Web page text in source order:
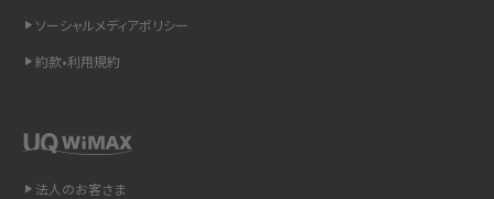
リプライ機能とは？LINE、X（旧Twitter）、Instagram、TikTokで送る方法を解説
ソーシャルメディアポリシー
約款•利用規約
法人のお客さま